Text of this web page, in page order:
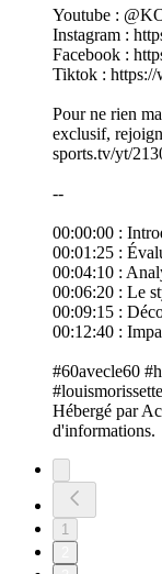
Youtube :
Instagram :
Facebook :
Tiktok :
Pour ne rien
exclusif,
sports.tv/yt/
--
00:00:00 :
00:01:25 :
00:04:10 :
00:06:20 : Le
00:09:15 :
00:12:40 :
#60avecle60
#louismorissette
Hébergé par
d'informations.
1